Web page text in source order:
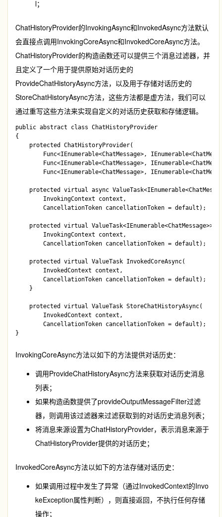
l；
ChatHistoryProvider的InvokingAsync和InvokedAsync方法默认
会直接点调用InvokingCoreAsync和InvokedCoreAsync方法。
ChatHistoryProvider的构造函数还可以提供三个消息过滤器，并
且定义了一个用于提供原始对话历史的
ProvideChatHistoryAsync方法，以及用于存储对话历史的
StoreChatHistoryAsync方法，这些方法都是虚方法，我们可以
通过重写这些方法来实现自定义的对话历史获取和存储逻辑。
public abstract class ChatHistoryProvider
{
    protected ChatHistoryProvider(
Func<IEnumerable<ChatMessage>,
Func<IEnumerable<ChatMessage>,
Func<IEnumerable<ChatMessage>,
protected virtual async
        InvokingContext context,
        CancellationToken cancellationToken = default);
protected virtual ValueTask<IEnumerable<ChatMessage>>
        InvokingContext context,
        CancellationToken cancellationToken = default);
    protected virtual ValueTask InvokedCoreAsync(
        InvokedContext context,
        CancellationToken cancellationToken = default);
    }
    protected virtual ValueTask StoreChatHistoryAsync(
        InvokedContext context,
        CancellationToken cancellationToken = default);
InvokingCoreAsync方法以如下的方法提供对话历史：
调用ProvideChatHistoryAsync方法来获取对话历史消息
列表；
如果构造函数提供了provideOutputMessageFilter过滤
器，则调用该过滤器来过滤获取到的对话历史消息列表；
将消息来源设置为ChatHistoryProvider，表示消息来源于
ChatHistoryProvider提供的对话历史；
InvokedCoreAsync方法以如下的方法存储对话历史：
如果调用过程中发生了异常（通过InvokedContext的Invo
keException属性判断），则直接返回，不执行任何存储
操作；